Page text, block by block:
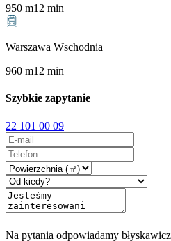
950 m12 min
Warszawa Wschodnia
960 m12 min
Szybkie zapytanie
22 101 00 09
Na pytania odpowiadamy